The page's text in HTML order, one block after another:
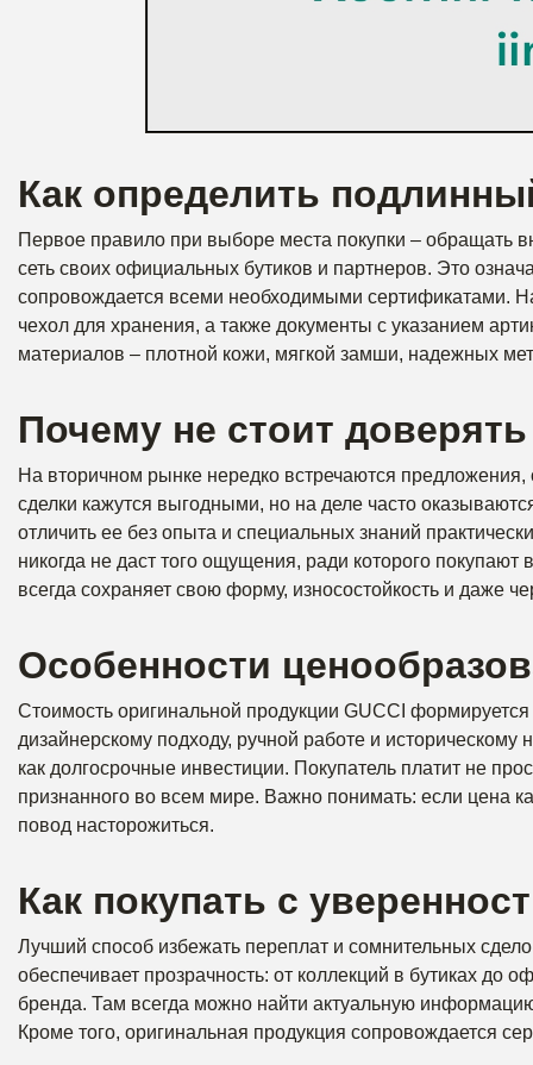
Как определить
Первое правило при выборе места покупки – обращать
сеть своих официальных бутиков и партнеров. Это
сопровождается всеми необходимыми сертификатами.
чехол для хранения, а также документы с указанием
материалов – плотной кожи, мягкой замши, надежных
Почему не стоит
На вторичном рынке нередко встречаются
сделки кажутся выгодными, но на деле часто
отличить ее без опыта и специальных знаний
никогда не даст того ощущения, ради которого
всегда сохраняет свою форму, износостойкость и даже
Особенности
Стоимость оригинальной продукции GUCCI
дизайнерскому подходу, ручной работе и
как долгосрочные инвестиции. Покупатель платит не
признанного во всем мире. Важно понимать: если цена
повод насторожиться.
Как покупать с
Лучший способ избежать переплат и сомнительных
обеспечивает прозрачность: от коллекций в бутиках
бренда. Там всегда можно найти актуальную
Кроме того, оригинальная продукция сопровождается